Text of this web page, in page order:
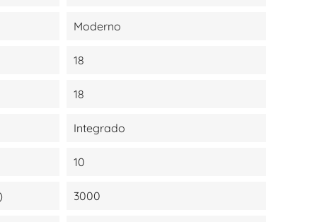
Moderno
18
18
Integrado
10
3000